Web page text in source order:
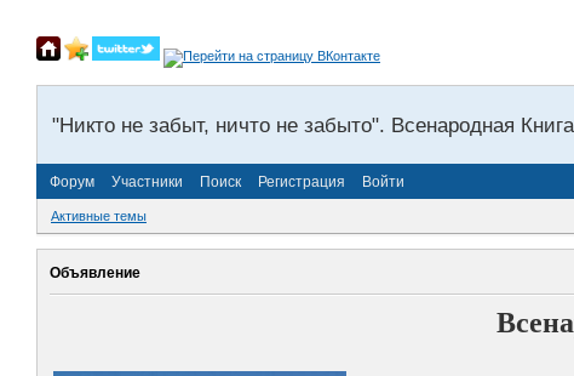
"Никто не забыт, ничто не забыто". Всенародная
Форум Участники Поиск Регистрация Войти
Активные темы
Объявление